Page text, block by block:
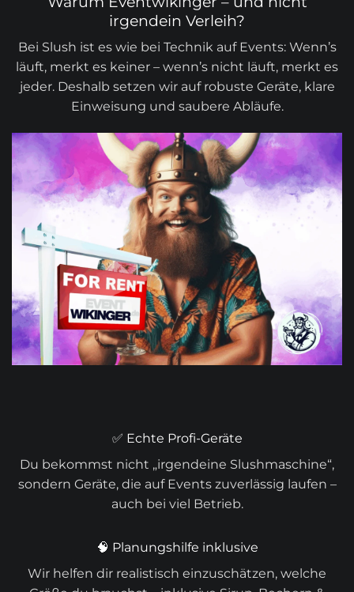
irgendein Verleih?
Bei Slush ist es wie bei Technik auf Events: Wenn’s
läuft, merkt es keiner – wenn’s nicht läuft, merkt es
jeder. Deshalb setzen wir auf robuste Geräte, klare
Einweisung und saubere Abläufe.
✅ Echte Profi-Geräte
Du bekommst nicht „irgendeine Slushmaschine“,
sondern Geräte, die auf Events zuverlässig laufen –
auch bei viel Betrieb.
🧠 Planungshilfe inklusive
Wir helfen dir realistisch einzuschätzen, welche